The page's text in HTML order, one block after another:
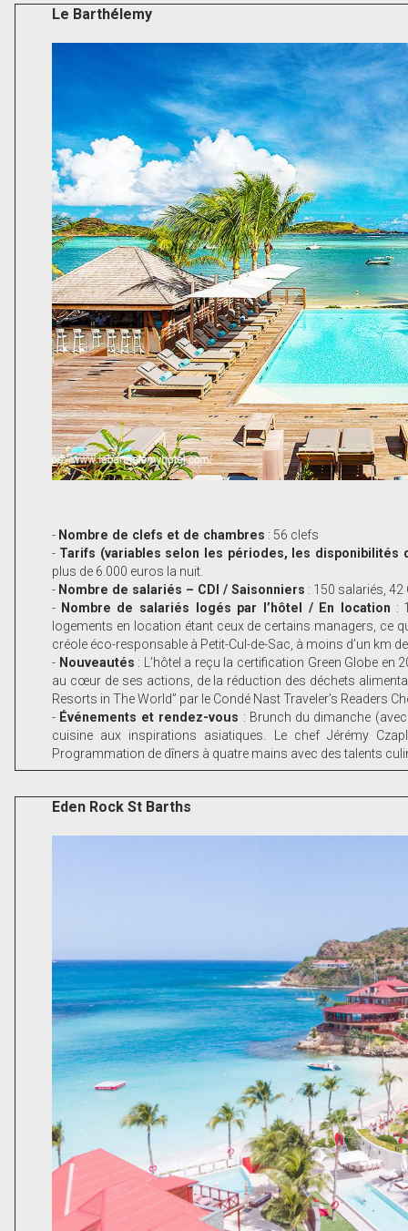
Le Barthélemy
- Nombre de clefs et de chambres : 56 clefs
- Tarifs (variables selon les périodes, les
plus de 6.000 euros la nuit.
- Nombre de salariés – CDI / Saisonniers : 150 salariés, 42
- Nombre de salariés logés par l’hôtel / En location :
logements en location étant ceux de certains managers, ce
créole éco-responsable à Petit-Cul-de-Sac, à moins d’un km de
- Nouveautés : L’hôtel a reçu la certification Green Globe en
au cœur de ses actions, de la réduction des déchets
Resorts in The World” par le Condé Nast Traveler’s Readers
- Événements et rendez-vous : Brunch du dimanche
cuisine aux inspirations asiatiques. Le chef Jérémy
Programmation de dîners à quatre mains avec des talents
Eden Rock St Barths